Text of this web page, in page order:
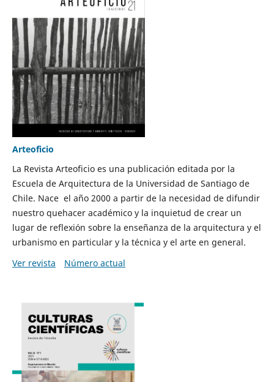
Arteoficio
La Revista Arteoficio es una publicación editada por la
Escuela de Arquitectura de la Universidad de Santiago de
Chile. Nace el año 2000 a partir de la necesidad de difundir
nuestro quehacer académico y la inquietud de crear un
lugar de reflexión sobre la enseñanza de la arquitectura y el
urbanismo en particular y la técnica y el arte en general.
Ver revista
Número actual